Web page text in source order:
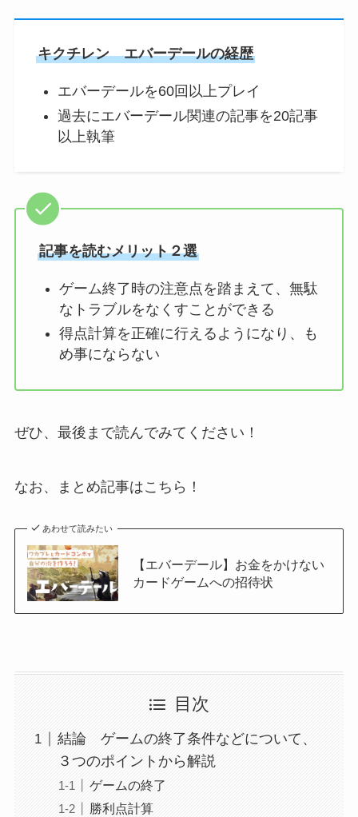
キクチレン エバーデールの経歴
エバーデールを60回以上プレイ
過去にエバーデール関連の記事を20記事
以上執筆
記事を読むメリット２選
ゲーム終了時の注意点を踏まえて、無駄
なトラブルをなくすことができる
得点計算を正確に行えるようになり、も
め事にならない
ぜひ、最後まで読んでみてください！
なお、まとめ記事はこちら！
あわせて読みたい
【エバーデール】お金をかけない
カードゲームへの招待状
目次
結論 ゲームの終了条件などについて、
３つのポイントから解説
ゲームの終了
勝利点計算